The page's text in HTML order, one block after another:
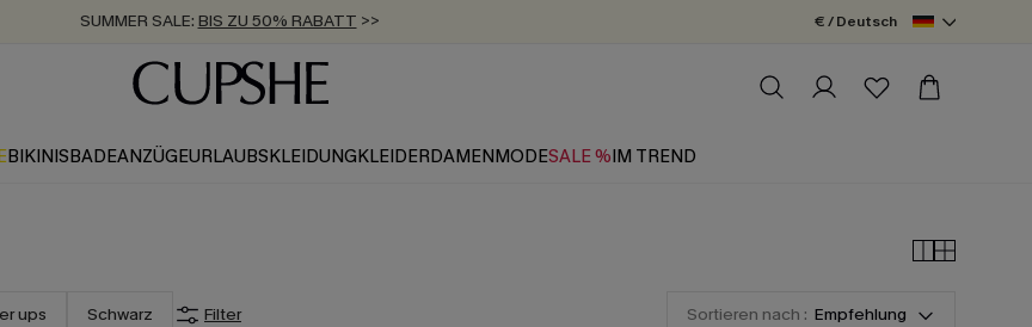
SUMMER SALE: BIS ZU 50% RABATT >>
ZUM NEWSLETTER:BIS ZU -20% EXTRA ERHALTEN
KOSTENLOSER VERSAND AB 89 €
€ / Deutsch
BIKINISBADEANZÜGEURLAUBSKLEIDUNGKLEIDERDAMENMODESALE %IM TREND
ups Schwarz Filter Sortieren nach : Empfehlung